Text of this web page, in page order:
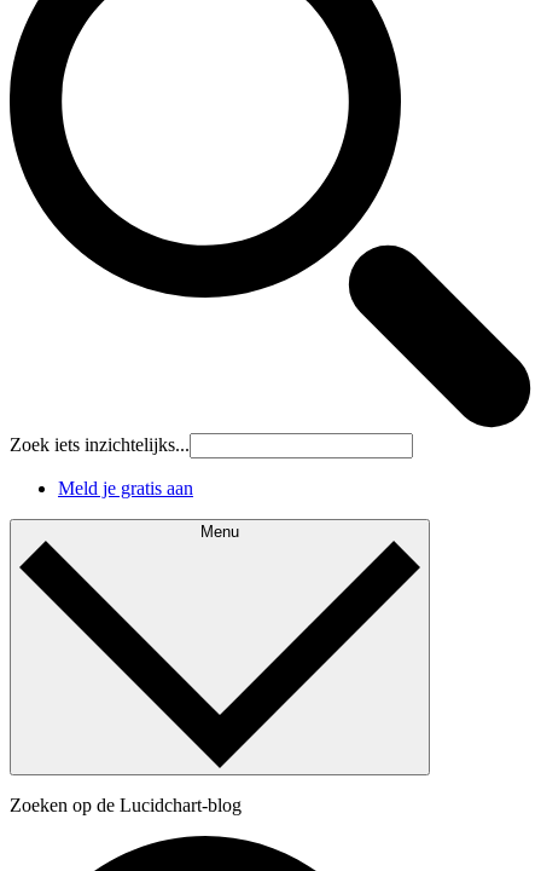
Zoek iets inzichtelijks...
Meld je gratis aan
Menu
Zoeken op de Lucidchart-blog